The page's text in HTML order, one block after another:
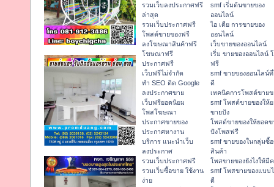
รวมเว็บลงประกาศฟรี
ล่าสุด
รวมเว็บประกาศฟรี
โพสต์ขายของฟรี
ลงโฆษณาสินค้าฟรี
โฆษณาฟรี
ประกาศฟรี
เว็บฟรีไม่จำกัด
ทำ SEO ติด Google
ลงประกาศขาย
เว็บฟรียอดนิยม
โพสโฆษณา
ประกาศขายของ
ประกาศหางาน
บริการ แนะนำเว็บ
ลงประกาศ
รวมเว็บประกาศฟรี
รวมเว็บซื้อขาย ใช้งาน
ง่าย
smf เริ่มต้นขายของ
ออนไลน์
ไอ เดีย การขายของ
ออนไลน์
เว็บขายของออนไลน์
เริ่ม ขายของออนไลน์
ฟรี
smf ขายของออนไลน์
ดี
เทคนิคการโพสต์ขายข
smf โพสต์ขายของให้
ขายปัง
โพสต์ขายของให้ยอดข
ปังโพสฟรี
smf ขายของในกลุ่มซื้
สินค้า
โพสขายของยังไงให้มี
smf โพสขายของแบบ
ดี